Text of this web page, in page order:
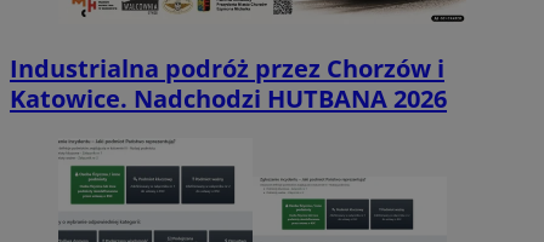
Industrialna podróż przez Chorzów i
Katowice. Nadchodzi HUTBANA 2026